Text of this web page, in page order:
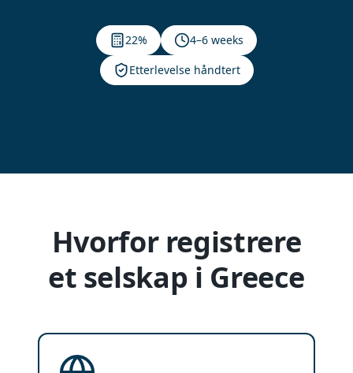
22%
4–6 weeks
Etterlevelse håndtert
Hvorfor registrere
et selskap i Greece